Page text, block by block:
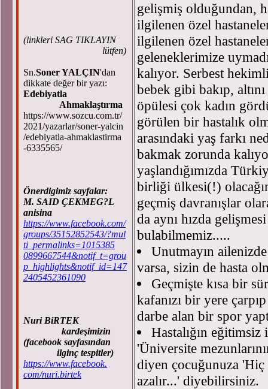
(linkleri SAG TIKLAYIN
lütfen)
Sn.Soner YALÇIN'dan
dikkate değer bir yazı:
Edebiyatla
Ahmaklaştırma
https://www.sozcu.com.tr/
2021/yazarlar/soner-yalcin
/edebiyatla-ahmaklastirma
-6335565/
Önerdigimiz sayfalar:
M. SAID ÇEKMEG?L
anisina
https://www.facebook.com/
groups/35152852543/?mul
ti_permalinks=1015385
0899667544&notif_t=grou
p_highlights&notif_id=147
2405452361090
Nuri BiRTEK
kardeşimizin
(facebook sayfasından
ilginç tespitler)
https://www.facebook.
com/nuri.birtek
gelişmiş olduğundan,
ilgilenen özel
ilgilenen özel
geleneklerimize
kalıyor. Serbest
bebek gibi bakıp,
öpülesi çok kadın
görülen bir hastalık
arasındaki yaş farkı
bakmak zorunda
yaşlandığımızda
birliği ülkesi(!)
geçmiş davranışlar
da aynı hızda
bulabilmemiz.....
Unutmayın
varsa, sizin de hasta
Geçmişte kısa bir
kafanızı bir yere
darbe alan bir spor
Hastalığın
'Üniversite
diyen çocuğunuza 'Hiç
azalır...' diyebilirsiniz.